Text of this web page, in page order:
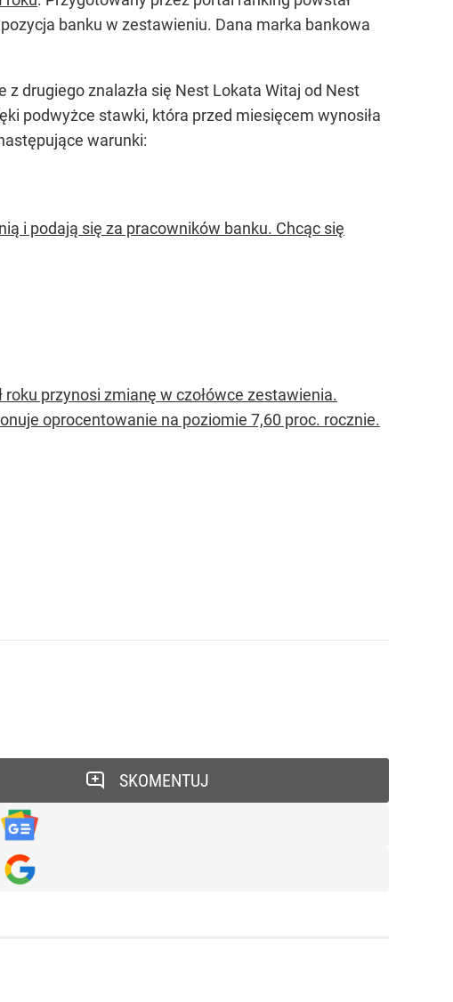
banku w zestawieniu. Dana marka bankowa
drugiego znalazła się Nest Lokata Witaj od Nest
podwyżce stawki, która przed miesięcem wynosiła
warunki:
i podają się za pracowników banku. Chcąc się
przynosi zmianę w czołówce zestawienia.
oprocentowanie na poziomie 7,60 proc. rocznie.
SKOMENTUJ